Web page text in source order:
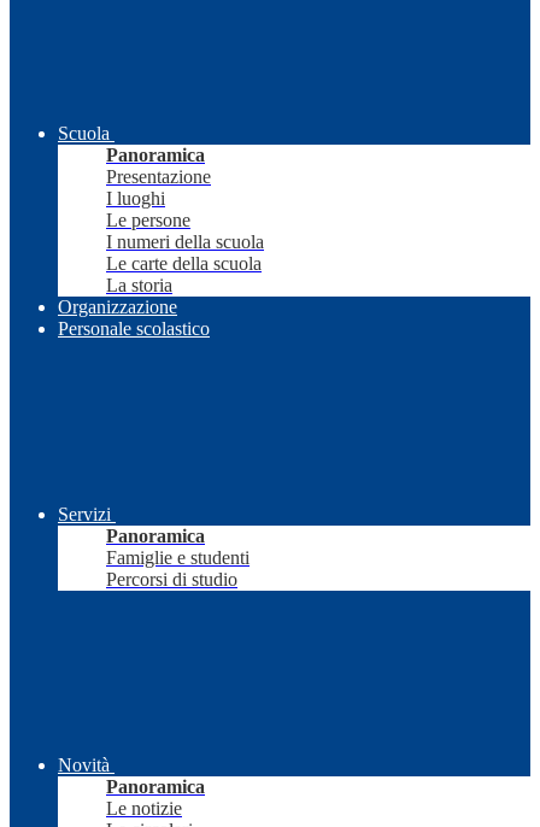
Scuola
Panoramica
Presentazione
I luoghi
Le persone
I numeri della scuola
Le carte della scuola
La storia
Organizzazione
Personale scolastico
Servizi
Panoramica
Famiglie e studenti
Percorsi di studio
Novità
Panoramica
Le notizie